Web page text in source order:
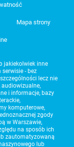
Mapa strony
jakiekolwiek inne
- bez
lecz nie
audiowizualne,
i informacje, bazy
komputerowe,
zgody
w Warszawie,
na sposób ich
zautomatyzowaną
lub